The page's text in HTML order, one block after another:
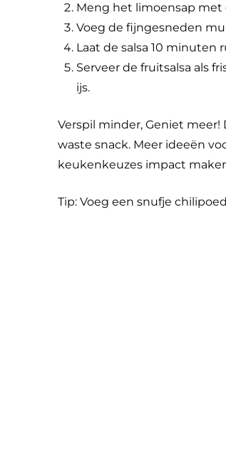
Meng het limoensap met
Voeg de fijngesneden
Laat de salsa 10
Serveer de fruitsalsa als
ijs.
Verspil minder, Geniet
waste snack. Meer ideeën
keukenkeuzes impact
Tip: Voeg een snufje